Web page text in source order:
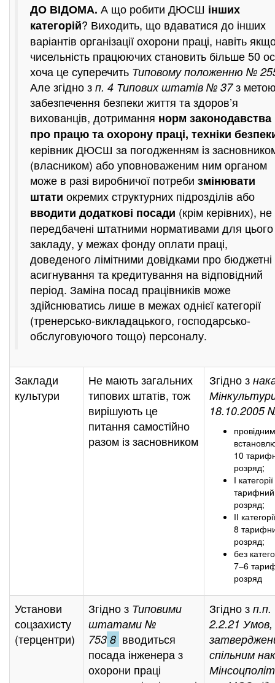
ДО ВІДОМА. А що робити ДЮСШ інших
категорій? Виходить, що вдаватися до інших
варіантів організації охорони праці, навіть
чисельність працюючих становить більше 50
хоча це суперечить Типовому положенню №
Але згідно з п. 4 Типових штатів № 37з
забезпечення безпеки життя та здоров’я
вихованців, дотримання норм законодавства
про працю та охорону праці, техніки
керівник ДЮСШ за погодженням із
(власником) або уповноваженим ним органом
може в разі виробничої потреби змінювати
штати окремих структурних підрозділів або
вводити додаткові посади (крім керівних), не
передбачені штатними нормативами для цього
закладу, у межах фонду оплати праці,
доведеного лімітними довідками про бюджетні
асигнування та кредитування на відповідний
період. Заміна посад працівників може
здійснюватись лише в межах однієї категорії
(тренерсько-викладацького, господарсько-
обслуговуючого тощо) персоналу.
Заклади
культури
Не мають загальних
типових штатів, тож
вирішують це
питання самостійно
разом із засновником
Згідно з
18.10.2005
провідним
10
розряд;
І
тарифний
розряд;
ІІ
8
розряд;
без
7–6
розряд
Установи
соцзахисту
(терцентри)
Згідно з Типовими
штатами №
753 8 вводиться
посада інженера з
охорони праці
Згідно з п.п.
2.2.21 Умов,
спільним